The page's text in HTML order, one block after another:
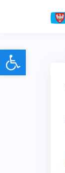
Otwórz pasek narzędzi